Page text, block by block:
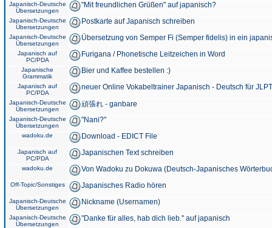
Japanisch-Deutsche
Übersetzungen
"Mit freundlichen Grüßen" auf japanisch?
Japanisch-Deutsche
Übersetzungen
Postkarte auf Japanisch schreiben
Japanisch-Deutsche
Übersetzungen
Übersetzung von Semper Fi (Semper fidelis) in ein
Japanisch auf
PC/PDA
Furigana / Phonetische Leitzeichen in Word
Japanische
Grammatik
Bier und Kaffee bestellen :)
Japanisch auf
PC/PDA
neuer Online Vokabeltrainer Japanisch - Deutsch für
Japanisch-Deutsche
Übersetzungen
頑張れ - ganbare
Japanisch-Deutsche
Übersetzungen
"Nani?"
wadoku.de Download - EDICT File
Japanisch auf
PC/PDA
Japanischen Text schreiben
wadoku.de Von Wadoku zu Dokuwa (Deutsch-Japanisches
Off-Topic/Sonstiges Japanisches Radio hören
Japanisch-Deutsche
Übersetzungen
Nickname (Usernamen)
Japanisch-Deutsche
Übersetzungen
"Danke für alles, hab dich lieb." auf japanisch